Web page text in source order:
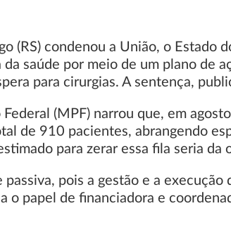
(RS) condenou a União, o
saúde por meio de um plano de
para cirurgias. A sentença,
(MPF) narrou que, em
de 910 pacientes, abrangendo
para zerar essa fila seria
pois a gestão e a
o papel de financiadora e